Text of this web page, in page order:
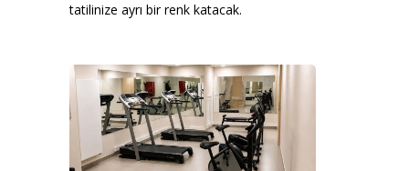
tatilinize ayrı bir renk katacak.